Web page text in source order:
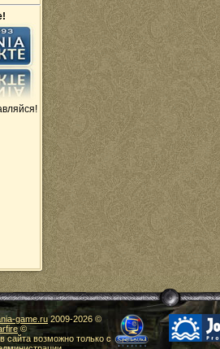
game.ru2009-2026 ©
©
сайта возможно только с